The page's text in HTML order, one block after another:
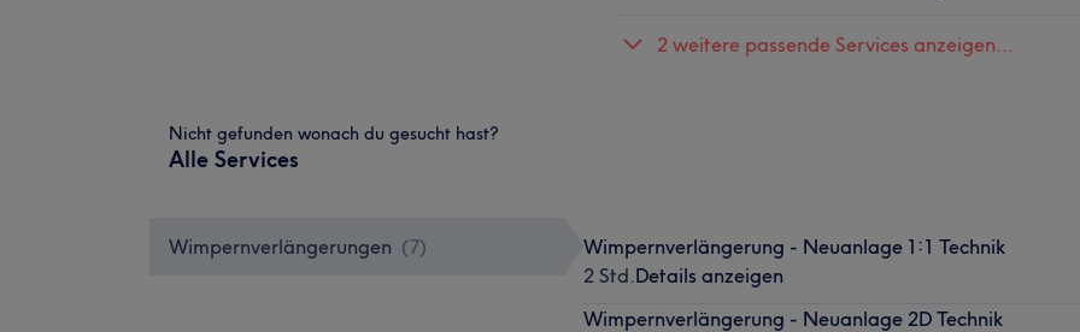
2 weitere passende Services anzeigen...
Nicht gefunden wonach du gesucht hast?
Alle Services
Wimpernverlängerungen (7)
Wimpernverlängerung - Neuanlage 1:1 Technik
2 Std.Details anzeigen
Wimpernverlängerung - Neuanlage 2D Technik